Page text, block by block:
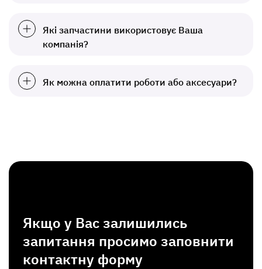
Які запчастини використовує Ваша
компанія?
Як можна оплатити роботи або аксесуари?
Якщо у Вас залишились
запитання просимо заповнити
контактну форму